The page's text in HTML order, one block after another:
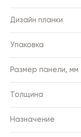
Дизайн планки
Упаковка
Размер панели, мм
Толщина
Назначение